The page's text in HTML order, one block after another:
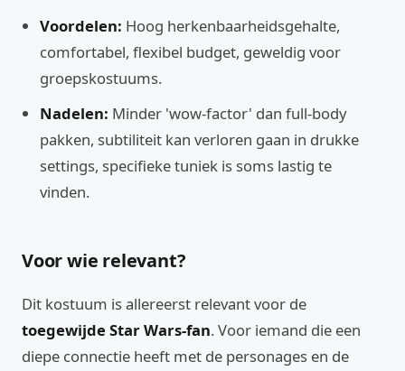
Voordelen: Hoog herkenbaarheidsgehalte,
comfortabel, flexibel budget, geweldig voor
groepskostuums.
Nadelen: Minder 'wow-factor' dan full-body
pakken, subtiliteit kan verloren gaan in drukke
settings, specifieke tuniek is soms lastig te
vinden.
Voor wie relevant?
Dit kostuum is allereerst relevant voor de
toegewijde Star Wars-fan. Voor iemand die een
diepe connectie heeft met de personages en de